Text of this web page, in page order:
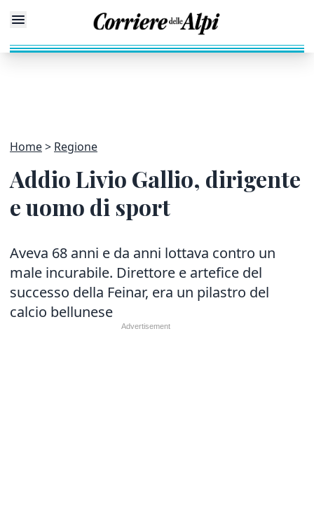
Home Regione
Addio Livio Gallio, dirigente
e uomo di sport
Aveva 68 anni e da anni lottava contro un
male incurabile. Direttore e artefice del
successo della Feinar, era un pilastro del
calcio bellunese